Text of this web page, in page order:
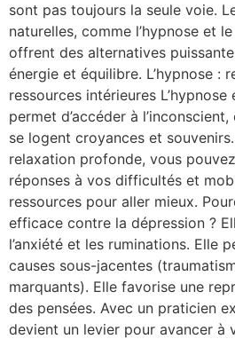
sont pas toujours la seule voie.
naturelles, comme l’hypnose et
offrent des alternatives
énergie et équilibre. L’hypnose :
ressources intérieures
permet d’accéder à
se logent croyances et
relaxation profonde, vous
réponses à vos difficultés et
ressources pour aller mieux.
efficace contre la dépression ?
l’anxiété et les ruminations. Elle
causes sous-jacentes
marquants). Elle favorise une
des pensées. Avec un praticien
devient un levier pour avancer à